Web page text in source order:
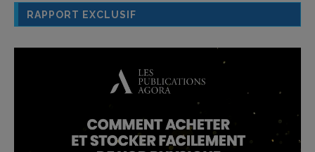
RAPPORT EXCLUSIF